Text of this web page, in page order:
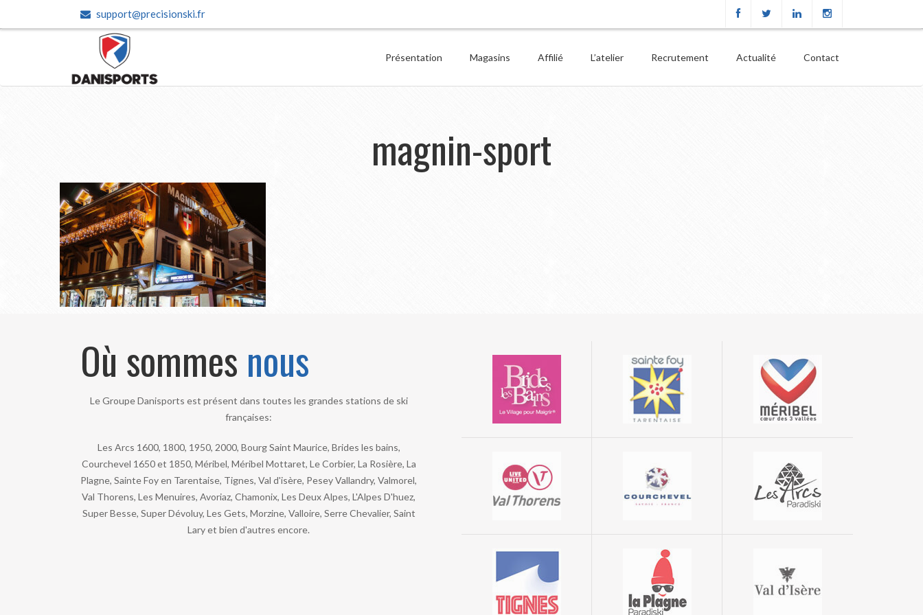
support@precisionski.fr
Présentation Magasins Affilié L’atelier Recrutement Actualité Contact
magnin-sport
Où sommes nous
Le Groupe Danisports est présent dans toutes les grandes stations de ski
françaises:
Les Arcs 1600, 1800, 1950, 2000, Bourg Saint Maurice, Brides les bains,
Courchevel 1650 et 1850, Méribel, Méribel Mottaret, Le Corbier, La Rosière, La
Plagne, Sainte Foy en Tarentaise, Tignes, Val d'isère, Pesey Vallandry, Valmorel,
Val Thorens, Les Menuires, Avoriaz, Chamonix, Les Deux Alpes, L'Alpes D'huez,
Super Besse, Super Dévoluy, Les Gets, Morzine, Valloire, Serre Chevalier, Saint
Lary et bien d'autres encore.